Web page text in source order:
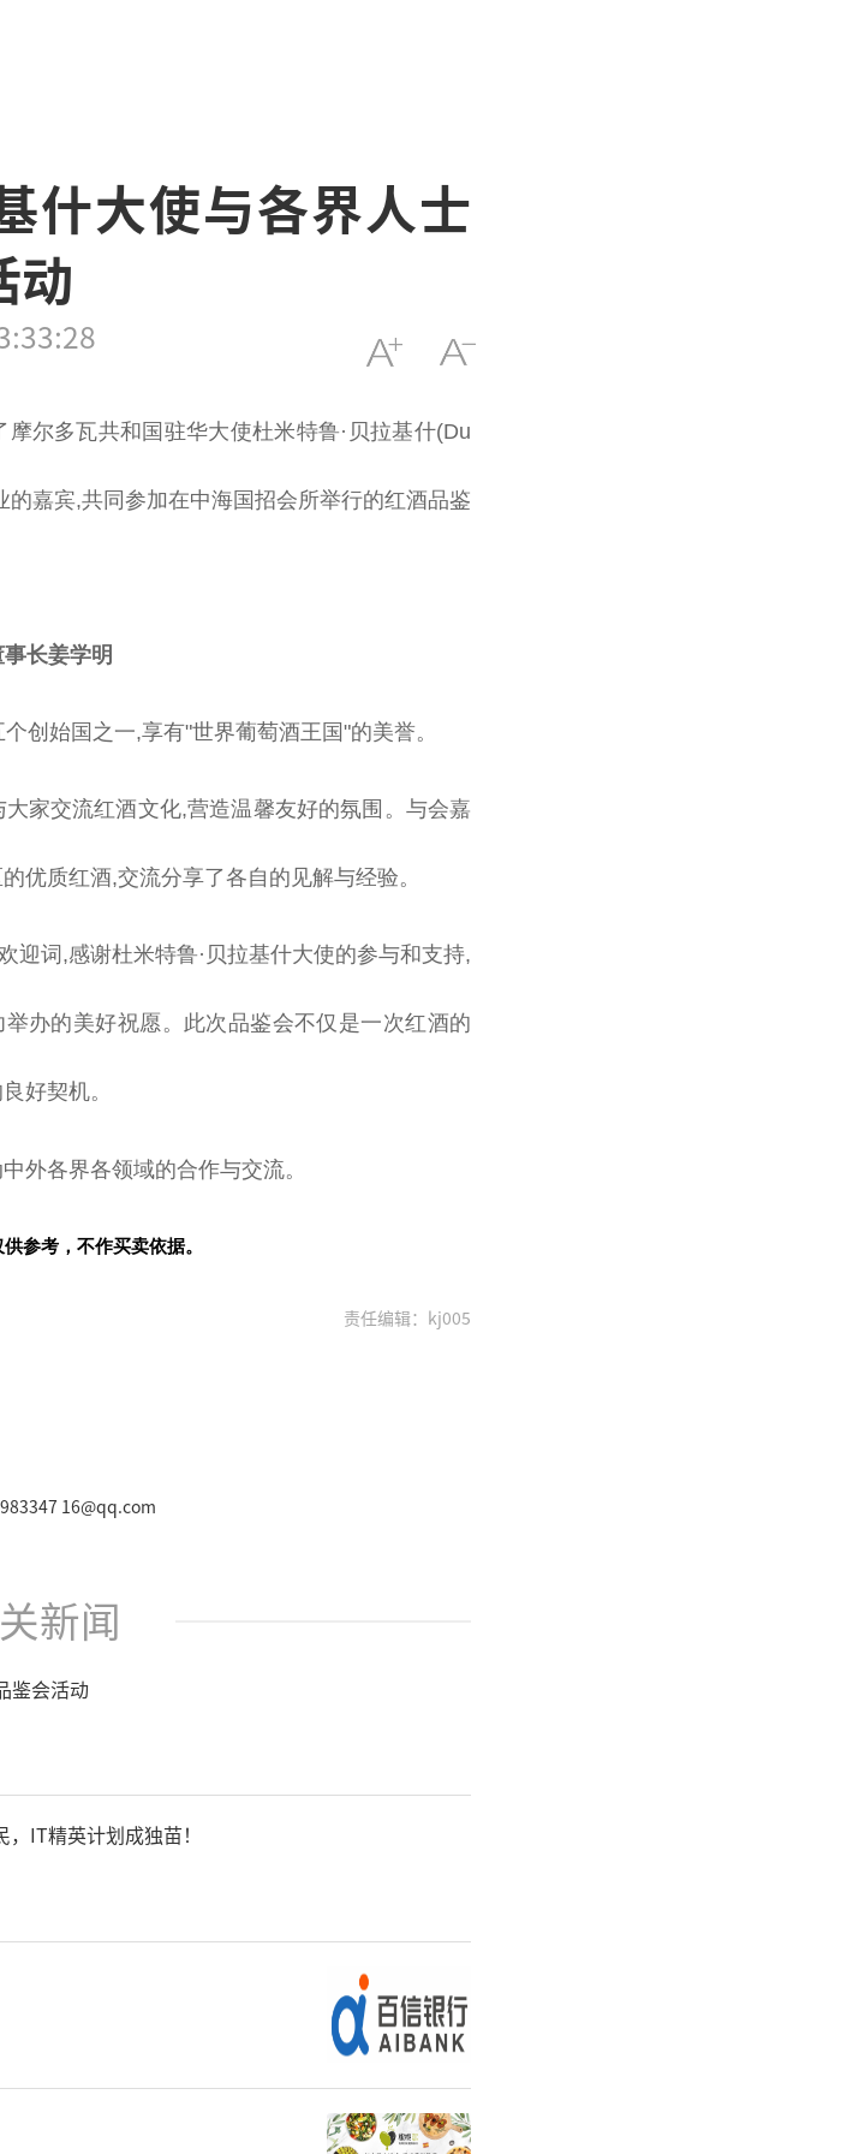
什大使与各界人士
动
尔多瓦共和国驻华大使杜米特鲁·贝拉基什(Du
嘉宾,共同参加在中海国招会所举行的红酒品鉴
长姜学明
创始国之一,享有"世界葡萄酒王国"的美誉。
家交流红酒文化,营造温馨友好的氛围。与会嘉
优质红酒,交流分享了各自的见解与经验。
迎词,感谢杜米特鲁·贝拉基什大使的参与和支持,
办的美好祝愿。此次品鉴会不仅是一次红酒的
好契机。
外各界各领域的合作与交流。
参考，不作买卖依据。
责任编辑：kj005
16@qq.com
新闻
鉴会活动
IT精英计划成独苗！